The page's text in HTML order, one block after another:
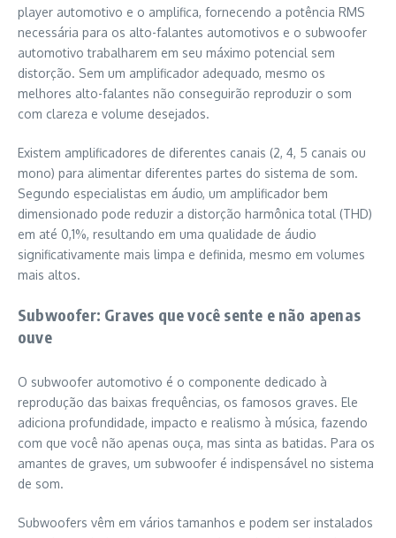
player automotivo e o amplifica, fornecendo a potência RMS
necessária para os alto-falantes automotivos e o subwoofer
automotivo trabalharem em seu máximo potencial sem
distorção. Sem um amplificador adequado, mesmo os
melhores alto-falantes não conseguirão reproduzir o som
com clareza e volume desejados.
Existem amplificadores de diferentes canais (2, 4, 5 canais ou
mono) para alimentar diferentes partes do sistema de som.
Segundo especialistas em áudio, um amplificador bem
dimensionado pode reduzir a distorção harmônica total (THD)
em até 0,1%, resultando em uma qualidade de áudio
significativamente mais limpa e definida, mesmo em volumes
mais altos.
Subwoofer: Graves que você sente e não apenas
ouve
O subwoofer automotivo é o componente dedicado à
reprodução das baixas frequências, os famosos graves. Ele
adiciona profundidade, impacto e realismo à música, fazendo
com que você não apenas ouça, mas sinta as batidas. Para os
amantes de graves, um subwoofer é indispensável no sistema
de som.
Subwoofers vêm em vários tamanhos e podem ser instalados